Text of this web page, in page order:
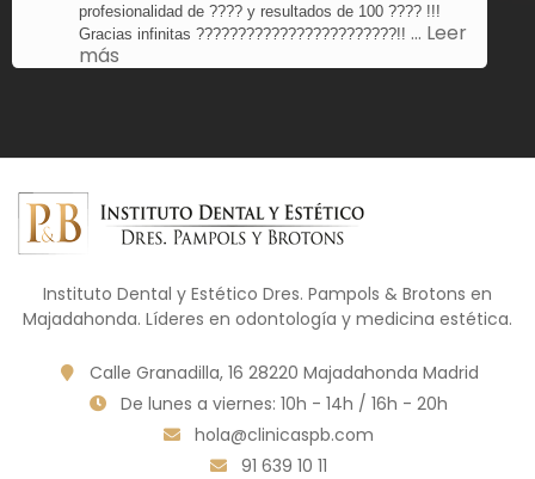
profesionalidad de ???? y resultados de 100 ???? !!!
Gracias infinitas ????????????????????????!! … Leer
más
Instituto Dental y Estético Dres. Pampols & Brotons en
Majadahonda. Líderes en odontología y medicina estética.
Calle Granadilla, 16 28220 Majadahonda Madrid
De lunes a viernes: 10h - 14h / 16h - 20h
hola@clinicaspb.com
91 639 10 11